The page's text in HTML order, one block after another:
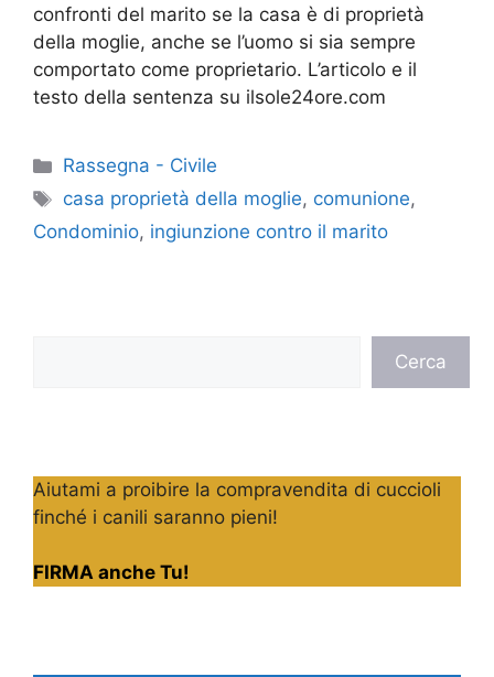
confronti del marito se la casa è di proprietà
della moglie, anche se l’uomo si sia sempre
comportato come proprietario. L’articolo e il
testo della sentenza su ilsole24ore.com
Categorie
Rassegna - Civile
Tag
casa proprietà della moglie, comunione,
Condominio, ingiunzione contro il marito
Cerca
Aiutami a proibire la compravendita di cuccioli
finché i canili saranno pieni!
FIRMA anche Tu!